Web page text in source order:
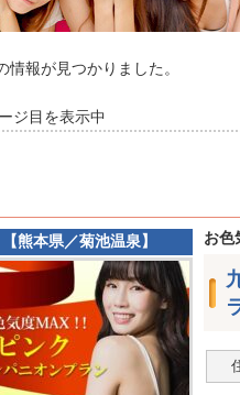
情報が見つかりました。
ジ目を表示中
【熊本県／菊池温泉】 お色